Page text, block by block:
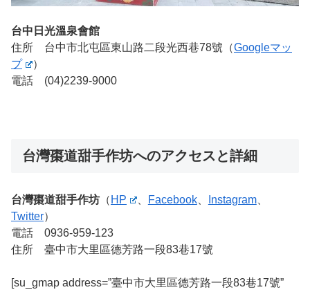
台中日光溫泉會館
住所 台中市北屯區東山路二段光西巷78號（Googleマッ
プ
）
電話 (04)2239-9000
台灣棗道甜手作坊へのアクセスと詳細
台灣棗道甜手作坊 （ HP 、 Facebook、 Instagram、
Twitter）
電話 0936-959-123
住所 臺中市大里區德芳路一段83巷17號
[su_gmap address=”臺中市大里區德芳路一段83巷17號”